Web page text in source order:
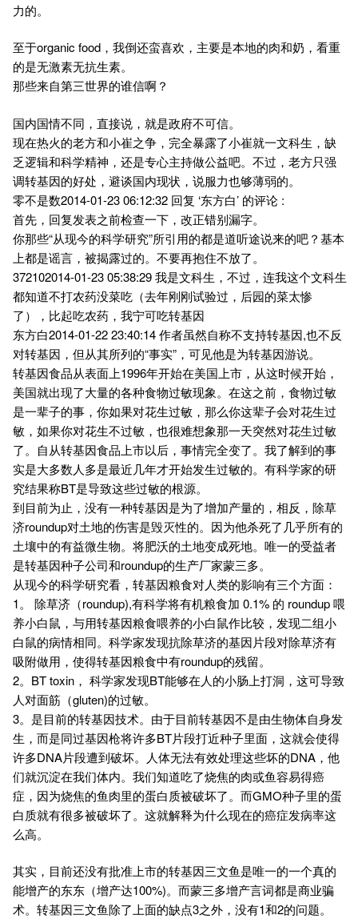
力的。
至于organic food，我倒还蛮喜欢，主要是本地的肉和奶，看重
的是无激素无抗生素。
那些来自第三世界的谁信啊？
国内国情不同，直接说，就是政府不可信。
现在热火的老方和小崔之争，完全暴露了小崔就一文科生，缺
乏逻辑和科学精神，还是专心主持做公益吧。不过，老方只强
调转基因的好处，避谈国内现状，说服力也够薄弱的。
零不是数2014-01-23 06:12:32 回复 ‘东方白’ 的评论 :
首先，回复发表之前检查一下，改正错别漏字。
你那些“从现今的科学研究”所引用的都是道听途说来的吧？基本
上都是谣言，被揭露过的。不要再抱住不放了。
372102014-01-23 05:38:29 我是文科生，不过，连我这个文科生
都知道不打农药没菜吃（去年刚刚试验过，后园的菜太惨
了），比起吃农药，我宁可吃转基因
东方白2014-01-22 23:40:14 作者虽然自称不支持转基因,也不反
对转基因，但从其所列的“事实”，可见他是为转基因游说。
转基因食品从表面上1996年开始在美国上市，从这时候开始，
美国就出现了大量的各种食物过敏现象。在这之前，食物过敏
是一辈子的事，你如果对花生过敏，那么你这辈子会对花生过
敏，如果你对花生不过敏，也很难想象那一天突然对花生过敏
了。自从转基因食品上市以后，事情完全变了。我了解到的事
实是大多数人多是最近几年才开始发生过敏的。有科学家的研
究结果称BT是导致这些过敏的根源。
到目前为止，没有一种转基因是为了增加产量的，相反，除草
济roundup对土地的伤害是毁灭性的。因为他杀死了几乎所有的
土壤中的有益微生物。将肥沃的土地变成死地。唯一的受益者
是转基因种子公司和roundup的生产厂家蒙三多。
从现今的科学研究看，转基因粮食对人类的影响有三个方面：
1。 除草济（roundup),有科学将有机粮食加 0.1% 的 roundup 喂
养小白鼠，与用转基因粮食喂养的小白鼠作比较，发现二组小
白鼠的病情相同。科学家发现抗除草济的基因片段对除草济有
吸附做用，使得转基因粮食中有roundup的残留。
2。BT toxin， 科学家发现BT能够在人的小肠上打洞，这可导致
人对面筋（gluten)的过敏。
3。是目前的转基因技术。由于目前转基因不是由生物体自身发
生，而是同过基因枪将许多BT片段打近种子里面，这就会使得
许多DNA片段遭到破坏。人体无法有效处理这些坏的DNA，他
们就沉淀在我们体内。我们知道吃了烧焦的肉或鱼容易得癌
症，因为烧焦的鱼肉里的蛋白质被破坏了。而GMO种子里的蛋
白质就有很多被破坏了。这就解释为什么现在的癌症发病率这
么高。
其实，目前还没有批准上市的转基因三文鱼是唯一的一个真的
能增产的东东（增产达100%)。而蒙三多增产言词都是商业骗
术。转基因三文鱼除了上面的缺点3之外，没有1和2的问题。